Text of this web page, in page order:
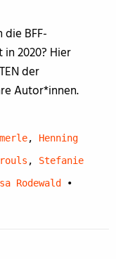
BFF-
2020? Hier
der
Autor*innen.
, Henning
, Stefanie
Rodewald
•